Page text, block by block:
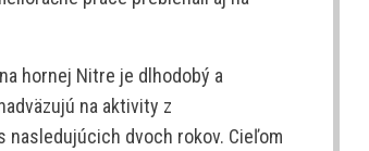
hornej Nitre je dlhodobý a
na aktivity z
nasledujúcich dvoch rokov. Cieľom